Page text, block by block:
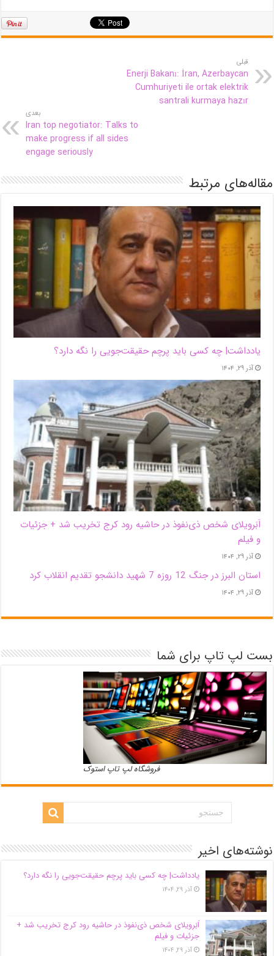
قبلی
Enerji Bakanı: İran, Azerbaycan
Cumhuriyeti ile ortak elektrik
santrali kurmaya hazır
بعدی
Iran top negotiator: Talks to
make progress if all sides
engage seriously
مقاله‌های مرتبط
یادداشت| ‌چه کسی باید پرچم حقیقت‌جویی را نگه دارد؟
آذر ۲۹, ۱۴۰۴
اَبَر‌ویلای شخص ذی‌نفوذ در حاشیه‌ رود کرج تخریب شد + جزئیات
و فیلم
آذر ۲۹, ۱۴۰۴
استان البرز در جنگ 12 روزه 7 شهید دانشجو تقدیم انقلاب کرد
آذر ۲۹, ۱۴۰۴
بست لپ تاپ برای شما
فروشگاه لپ تاپ استوک
نوشته‌های اخیر
یادداشت| ‌چه کسی باید پرچم حقیقت‌جویی را نگه دارد؟
آذر ۲۹, ۱۴۰۴
اَبَر‌ویلای شخص ذی‌نفوذ در حاشیه‌ رود کرج تخریب شد +
جزئیات و فیلم
آذر ۲۹, ۱۴۰۴